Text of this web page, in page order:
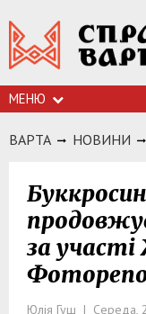
МЕНЮ
ВАРТА НОВИНИ
за
Юлія Гуш | Середа,